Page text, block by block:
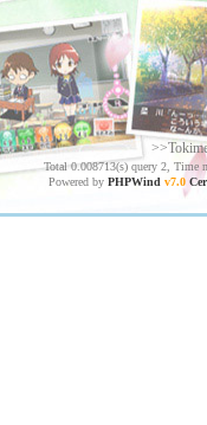
Total 0.008713(s) query 2, Time
Powered by PHPWind v7.0